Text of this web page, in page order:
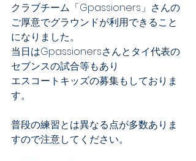
クラブチーム「Gpassioners」さんの
ご厚意でグラウンドが利用できること
になりました。
当日はGpassionersさんとタイ代表の
セブンスの試合等もあり
エスコートキッズの募集もしておりま
す。
普段の練習とは異なる点が多数ありま
すので注意してください。